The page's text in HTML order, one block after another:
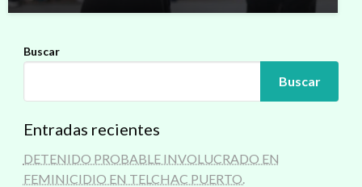
Buscar
Buscar
Entradas recientes
DETENIDO PROBABLE INVOLUCRADO EN
FEMINICIDIO EN TELCHAC PUERTO.